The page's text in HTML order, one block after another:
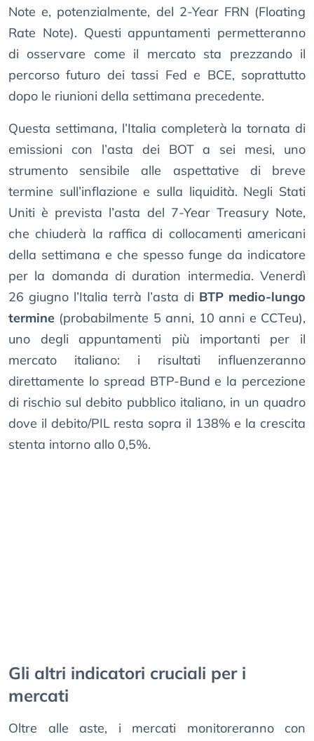
Note e, potenzialmente, del 2-Year FRN (Floating
Rate Note). Questi appuntamenti permetteranno
di osservare come il mercato sta prezzando il
percorso futuro dei tassi Fed e BCE, soprattutto
dopo le riunioni della settimana precedente.
Questa settimana, l’Italia completerà la tornata di
emissioni con l’asta dei BOT a sei mesi, uno
strumento sensibile alle aspettative di breve
termine sull’inflazione e sulla liquidità. Negli Stati
Uniti è prevista l’asta del 7-Year Treasury Note,
che chiuderà la raffica di collocamenti americani
della settimana e che spesso funge da indicatore
per la domanda di duration intermedia. Venerdì
26 giugno l’Italia terrà l’asta di BTP medio-lungo
termine (probabilmente 5 anni, 10 anni e CCTeu),
uno degli appuntamenti più importanti per il
mercato italiano: i risultati influenzeranno
direttamente lo spread BTP-Bund e la percezione
di rischio sul debito pubblico italiano, in un quadro
dove il debito/PIL resta sopra il 138% e la crescita
stenta intorno allo 0,5%.
Gli altri indicatori cruciali per i
mercati
Oltre alle aste, i mercati monitoreranno con